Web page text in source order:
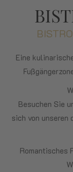
Eine
Besuchen Sie
sich von unseren
Romantisches